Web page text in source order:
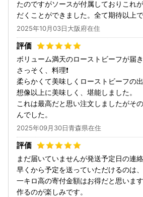
たのですがソースが付属しておりこれ
だくことができました。全て期待以上で
2025年10月03日大阪府在住
ボリューム満天のローストビーフが届き
さっそく、料理❗
柔らかくて美味しくローストビーフの
想像以上に美味しく、堪能しました。
これは最高だと思い注文しましたがそ
んでした。
2025年09月30日青森県在住
まだ届いていませんが発送予定日の連
早くから予定を送っていただけるのは、
一キロ高の寄付金額はお得だと思いま
作るのが楽しみです。